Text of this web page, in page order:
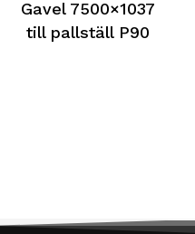
Gavel 7500×1037
till pallställ P90